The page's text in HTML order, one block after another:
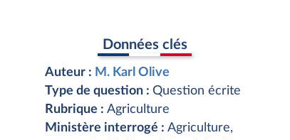
Données clés
Auteur : M. Karl Olive
Type de question : Question écrite
Rubrique : Agriculture
Ministère interrogé : Agriculture,